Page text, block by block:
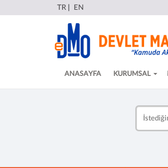
TR EN
ANASAYFA KURUMSAL